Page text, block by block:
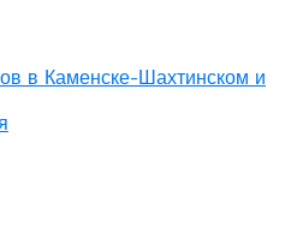
в Каменске-Шахтинском и